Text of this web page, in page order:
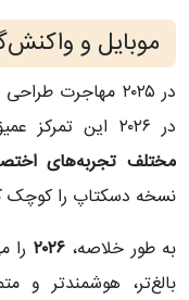
موبایل و
در ۲۰۲۵ مهاجرت
در ۲۰۲۶ این تمرکز عمیق‌تر شده و سایت‌ها برای
مختلف تجربه‌های
نسخه دسکتاپ را کوچک
به طور خلاصه،۲۰۲۶ را
بالغ‌تر، هوشمندتر و